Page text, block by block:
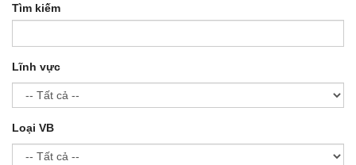
Tìm kiếm
Lĩnh vực
Loại VB